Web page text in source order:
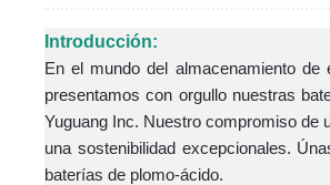
Introducción:
En el mundo del almacenamiento de
presentamos con orgullo nuestras
Yuguang Inc. Nuestro compromiso de
una sostenibilidad excepcionales.
baterías de plomo-ácido.